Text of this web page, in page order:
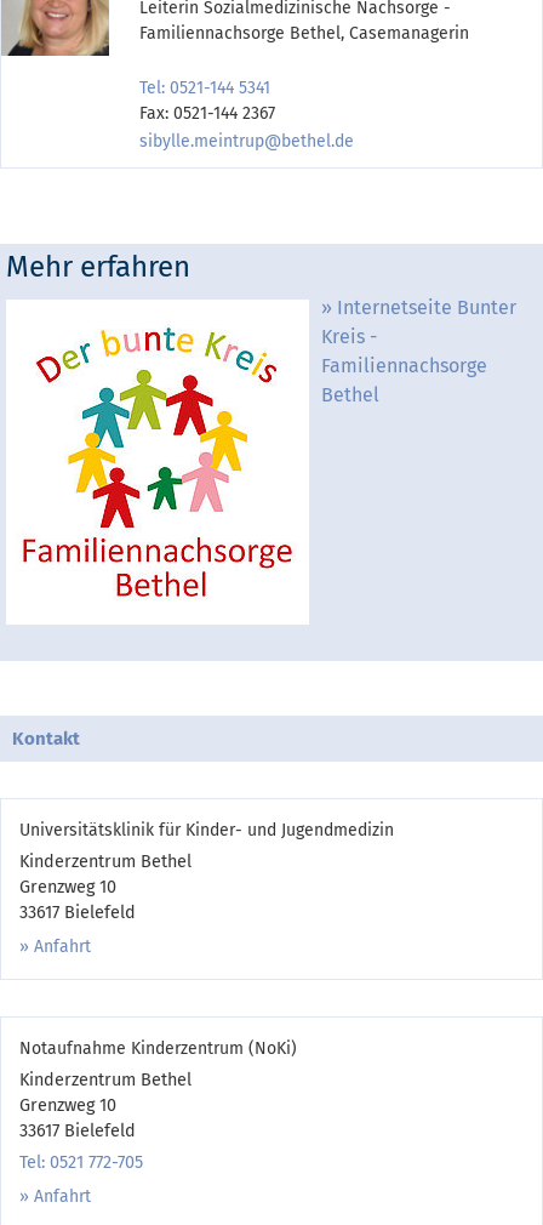
Leiterin Sozialmedizinische Nachsorge -
Familiennachsorge Bethel, Casemanagerin
Tel: 0521-144 5341
Fax: 0521-144 2367
sibylle.meintrup@bethel.de
Mehr erfahren
Internetseite Bunter
Kreis -
Familiennachsorge
Bethel
Kontakt
Universitätsklinik für Kinder- und Jugendmedizin
Kinderzentrum Bethel
Grenzweg 10
33617 Bielefeld
Anfahrt
Notaufnahme Kinderzentrum (NoKi)
Kinderzentrum Bethel
Grenzweg 10
33617 Bielefeld
Tel: 0521 772-705
Anfahrt